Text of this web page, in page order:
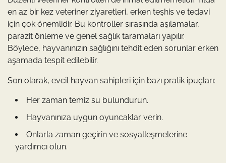
en az bir kez veteriner ziyaretleri, erken teşhis ve tedavi
için çok önemlidir. Bu kontroller sırasında aşılamalar,
parazit önleme ve genel sağlık taramaları yapılır.
Böylece, hayvanınızın sağlığını tehdit eden sorunlar erken
aşamada tespit edilebilir.
Son olarak, evcil hayvan sahipleri için bazı pratik ipuçları:
Her zaman temiz su bulundurun.
Hayvanınıza uygun oyuncaklar verin.
Onlarla zaman geçirin ve sosyalleşmelerine
yardımcı olun.